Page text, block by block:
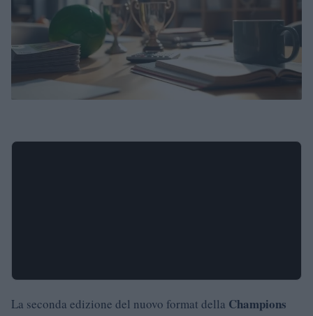
La seconda edizione del nuovo format della Champions